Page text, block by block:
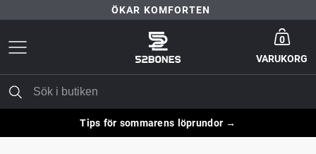
ÖKAR KOMFORTEN
30 DAGARS NÖJD-KUND-GARANTI
0
VARUKORG
Tips för sommarens löprundor →